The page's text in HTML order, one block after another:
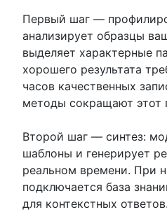
Первый шаг —
анализирует образцы
выделяет характерные
хорошего результата
часов качественных
методы сокращают этот
Второй шаг — синтез:
шаблоны и генерирует
реальном времени. При
подключается база
для контекстных